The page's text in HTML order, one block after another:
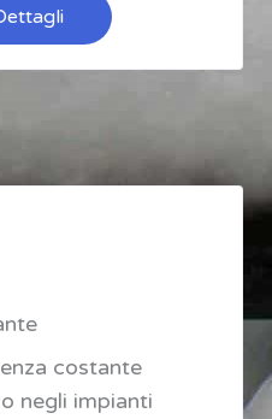
costante
negli impianti